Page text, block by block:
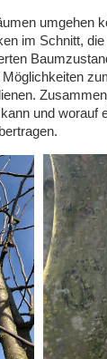
umgehen
im Schnitt,
und